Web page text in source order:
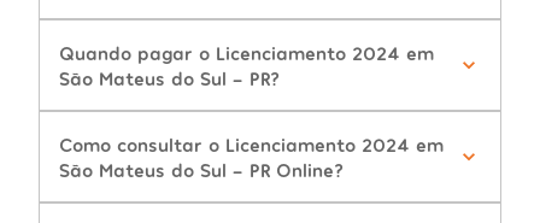
Quando pagar o Licenciamento 2024 em
São Mateus do Sul - PR?
Como consultar o Licenciamento 2024 em
São Mateus do Sul - PR Online?